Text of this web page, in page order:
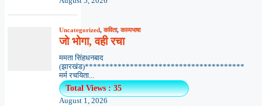
Uncategorized,कविता,काव्यभाषा
जो भोगा, वही रचा
ममता सिंहधनबाद
(झारखंड)***************************************
मर्म रचयिता...
Total Views : 35
August 1, 2026